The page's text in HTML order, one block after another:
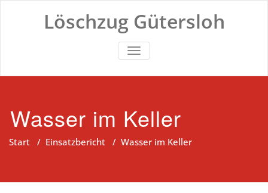
Löschzug Gütersloh
TOGGLE NAVIGATION
Wasser im Keller
Start / Einsatzbericht / Wasser im Keller